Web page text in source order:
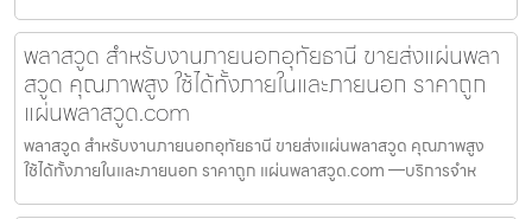
พลาสวูด สำหรับงานภายนอกอุทัยธานี ขายส่งแผ่นพลา
สวูด คุณภาพสูง ใช้ได้ทั้งภายในและภายนอก ราคาถูก
แผ่นพลาสวูด.com
พลาสวูด สำหรับงานภายนอกอุทัยธานี ขายส่งแผ่นพลาสวูด คุณภาพสูง
ใช้ได้ทั้งภายในและภายนอก ราคาถูก แผ่นพลาสวูด.com —บริการจำห